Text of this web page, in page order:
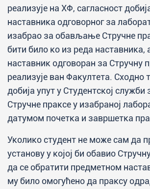
реализује на ХФ, сагласност
наставника одговорног за
изабрао за обављање Стручне
бити било ко из реда наставника,
наставник одговоран за Стручну
реализује ван Факултета. Сходно
добија упут у Студентској
Стручне праксе у изабраној
датумом почетка и завршетка
Уколико студент не може сам да
установу у којој би обавио
да се обратити предметном
му било омогућено да праксу